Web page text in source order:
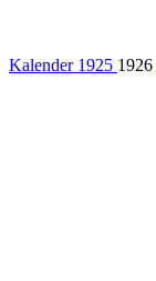
Kalender 1925 1926